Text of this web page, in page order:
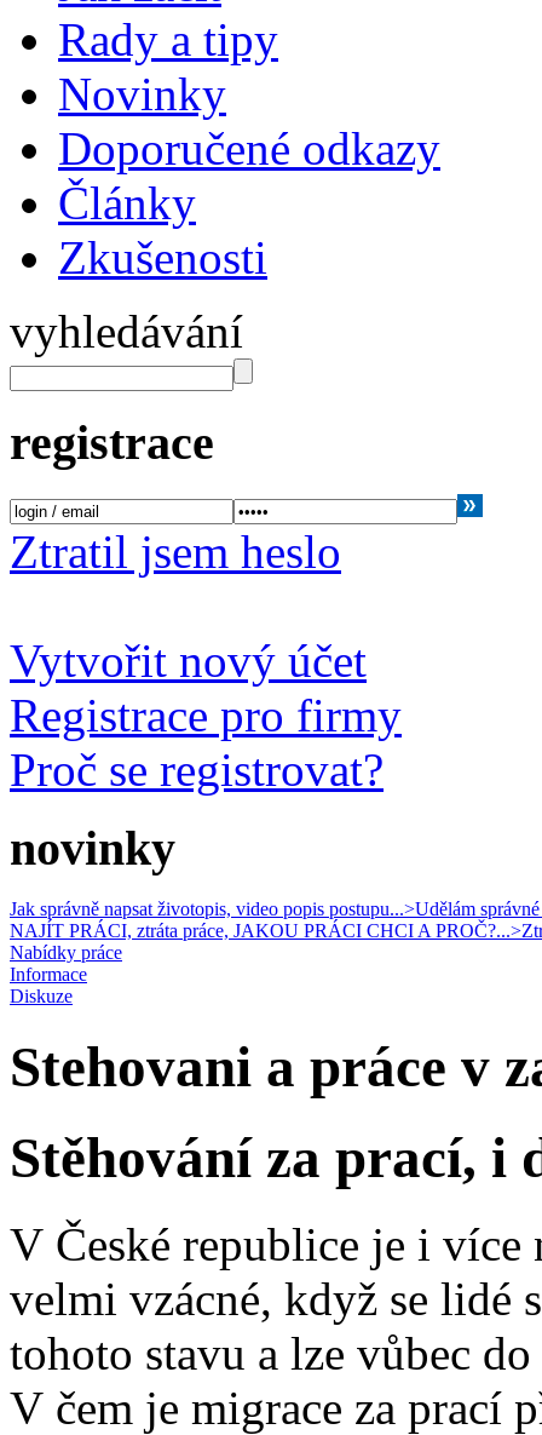
Rady a tipy
Novinky
Doporučené odkazy
Články
Zkušenosti
vyhledávání
registrace
Ztratil jsem heslo
Vytvořit nový účet
Registrace pro firmy
Proč se registrovat?
novinky
Jak správně napsat životopis, video popis postupu...>Udělám
NAJÍT PRÁCI, ztráta práce, JAKOU PRÁCI CHCI A PROČ?...>
Nabídky práce
Informace
Diskuze
Stehovani a práce v
Stěhování za prací, i
V České republice je i více
velmi vzácné, když se lidé
tohoto stavu a lze vůbec
V čem je migrace za prací